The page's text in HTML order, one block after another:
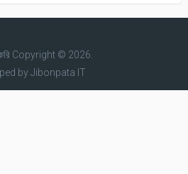
Copyright © 2026.
byJibonpata IT